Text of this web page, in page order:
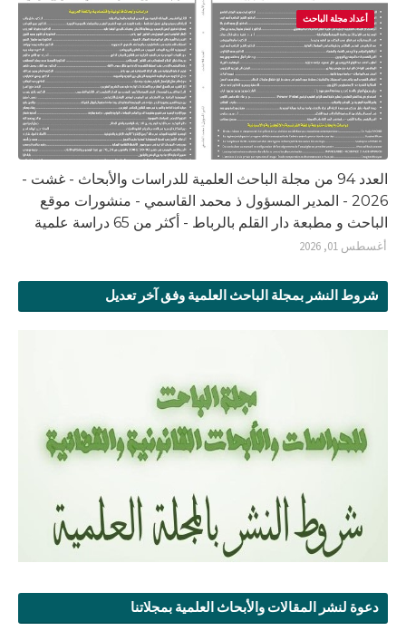
أعداد مجلة الباحث
العدد 94 من مجلة الباحث العلمية للدراسات والأبحاث - غشت -
2026 - المدير المسؤول ذ محمد القاسمي - منشورات موقع
الباحث و مطبعة دار القلم بالرباط - أكثر من 65 دراسة علمية
أغسطس 01, 2026
شروط النشر بمجلة الباحث العلمية وفق آخر تعديل
دعوة لنشر المقالات والأبحاث العلمية بمجلاتنا